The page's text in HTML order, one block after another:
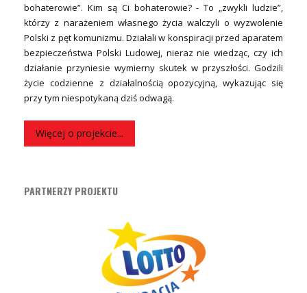
bohaterowie”. Kim są Ci bohaterowie? - To „zwykli ludzie”,
którzy z narażeniem własnego życia walczyli o wyzwolenie
Polski z pęt komunizmu. Działali w konspiracji przed aparatem
bezpieczeństwa Polski Ludowej, nieraz nie wiedząc, czy ich
działanie przyniesie wymierny skutek w przyszłości. Godzili
życie codzienne z działalnością opozycyjną, wykazując się
przy tym niespotykaną dziś odwagą.
Więcej o projekcie...
PARTNERZY PROJEKTU